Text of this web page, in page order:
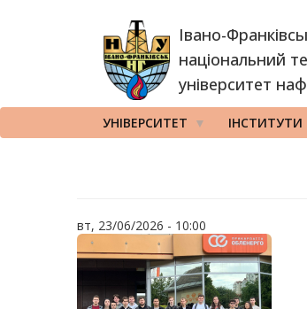
Івано-
національний
університет
УНІВЕРСИТЕТ ІНСТИТУТИ
вт, 23/06/2026 - 10:00